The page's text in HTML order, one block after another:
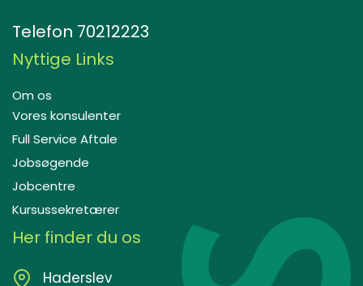
Telefon 70212223
Nyttige Links
Om os
Vores konsulenter
Full Service Aftale
Jobsøgende
Jobcentre
Kursussekretærer
Her finder du os
Haderslev